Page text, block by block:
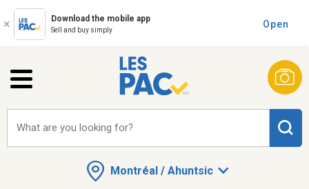
Download the mobile app
Sell and buy simply
Open
Montréal / Ahuntsic
What are you looking for?